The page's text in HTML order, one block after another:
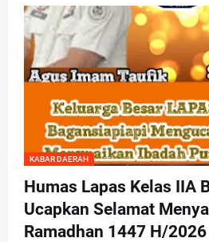
KABAR DAERAH
Humas Lapas Kelas IIA
Ucapkan Selamat
Ramadhan 1447 H/2026